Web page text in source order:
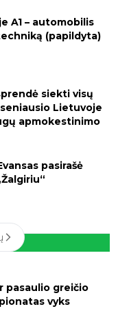
A1 – automobilis
(papildyta)
siekti visų
Lietuvoje
apmokestinimo
pasirašė
pasaulio greičio
vyks